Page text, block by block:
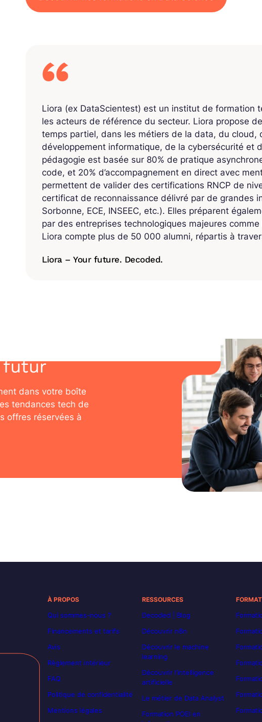
Liora (ex DataScientest) est un institut de formation
les acteurs de référence du secteur. Liora propose
temps partiel, dans les métiers de la data, du cloud,
développement informatique, de la cybersécurité et
pédagogie est basée sur 80% de pratique
code, et 20% d’accompagnement en direct avec
permettent de valider des certifications RNCP de
certificat de reconnaissance délivré par de grandes
Sorbonne, ECE, INSEEC, etc.). Elles préparent
par des entreprises technologiques majeures
Liora compte plus de 50 000 alumni, répartis à
Liora – Your future. Decoded.
futur
dans votre boîte
tendances tech de
offres réservées à
À PROPOS
Qui sommes-nous ?
Financements et tarifs
Avis
Règlement intérieur
FAQ
Politique de confidentialité
Mentions légales
RESSOURCES
Decoded | Blog
Découvrir n8n
Découvrir le machine
learning
Découvrir l’intelligence
artificielle
Le métier de Data Analyst
Formation POEI en